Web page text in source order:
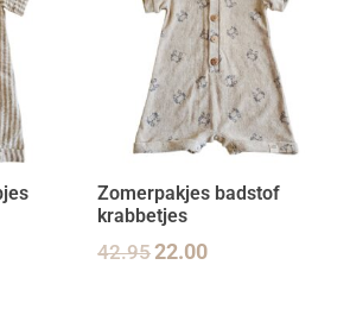
Zomerpakjes badstof
krabbetjes
42.9522.00